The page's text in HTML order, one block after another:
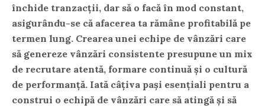
închide tranzacții, dar să o facă în mod constant,
asigurându-se că afacerea ta rămâne profitabilă pe
termen lung. Crearea unei echipe de vânzări care
să genereze vânzări consistente presupune un mix
de recrutare atentă, formare continuă și o cultură
de performanță. Iată câțiva pași esențiali pentru a
construi o echipă de vânzări care să atingă și să